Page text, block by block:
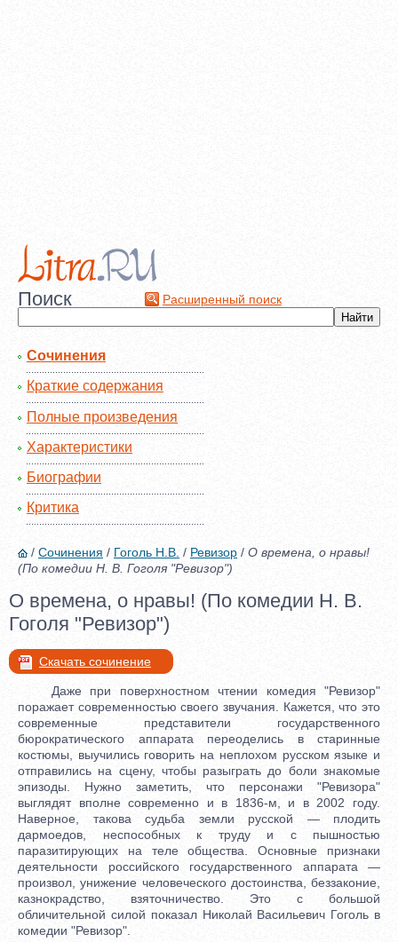
Поиск Расширенный поиск
Сочинения
Краткие содержания
Полные произведения
Характеристики
Биографии
Критика
/ Сочинения / Гоголь Н.В. / Ревизор / О времена, о нравы!
(По комедии Н. В. Гоголя "Ревизор")
О времена, о нравы! (По комедии Н. В.
Гоголя "Ревизор")
Скачать сочинение
Даже при поверхностном чтении комедия "Ревизор"
поражает современностью своего звучания. Кажется, что это
современные представители государственного
бюрократического аппарата переоделись в старинные
костюмы, выучились говорить на неплохом русском языке и
отправились на сцену, чтобы разыграть до боли знакомые
эпизоды. Нужно заметить, что персонажи "Ревизора"
выглядят вполне современно и в 1836-м, и в 2002 году.
Наверное, такова судьба земли русской — плодить
дармоедов, неспособных к труду и с пышностью
паразитирующих на теле общества. Основные признаки
деятельности российского государственного аппарата —
произвол, унижение человеческого достоинства, беззаконие,
казнокрадство, взяточничество. Это с большой
обличительной силой показал Николай Васильевич Гоголь в
комедии "Ревизор".